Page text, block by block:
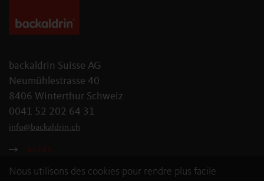
backaldrin Suisse AG
Neumühlestrasse 40
8406 Winterthur Schweiz
0041 52 202 64 31
info@ backaldrin. ch
ACCÈS
Nous utilisons des cookies pour rendre plus facile